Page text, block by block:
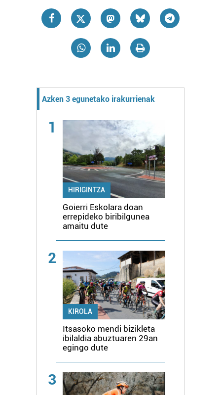
Azken 3 egunetako irakurrienak
1
HIRIGINTZA
Goierri Eskolara doan
errepideko biribilgunea
amaitu dute
2
KIROLA
Itsasoko mendi bizikleta
ibilaldia abuztuaren 29an
egingo dute
3